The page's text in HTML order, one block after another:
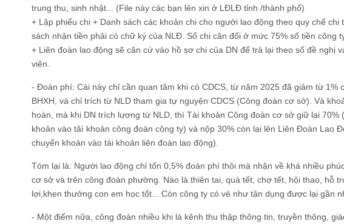
trung thu, sinh nhật... (File này các bạn lên xin ở LĐLĐ tỉnh /thành phố)
+ Lập phiếu chi + Danh sách các khoản chi cho người lao động theo quy chế chi
sách nhận tiền phải có chữ ký của NLĐ. Số chi cân đối ở mức 75% số tiền công
+ Liên đoàn lao động sẽ căn cứ vào hồ sơ chi của DN để trả lại theo số đề nghị
viên.
- Đoàn phí: Cái này chỉ cần quan tâm khi có CDCS, từ năm 2025 đã giảm từ 1%
BHXH, và chỉ trích từ NLD tham gia tự nguyện CDCS (Công đoàn cơ sở). Và
hoàn, mà khi DN trích lương từ NLD, thì Tài khoản Công đoàn cơ sở giữ lại 70%
khoản vào tâì khoản công đoàn công ty) và nộp 30% còn lại lên Liên Đoàn Lao
chuyển khoản vào tài khoản liên đoàn lao động).
Tóm lại là: Người lao động chỉ tốn 0,5% đoàn phí thôi mà nhận về khá nhiều
cơ sở và trên công đoàn phường. Nào là thiên tai, quà tết, chợ tết, hội thao, hỗ
lợi,khen thưởng con em học tốt... Còn công ty có vẻ như tận dụng được lại gần
- Một điểm nữa, công đoàn nhiều khi là kênh thu thập thông tin, truyền thông,